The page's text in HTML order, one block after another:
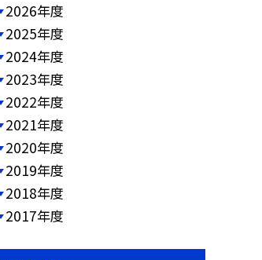
2026年度
2025年度
2024年度
2023年度
2022年度
2021年度
2020年度
2019年度
2018年度
2017年度